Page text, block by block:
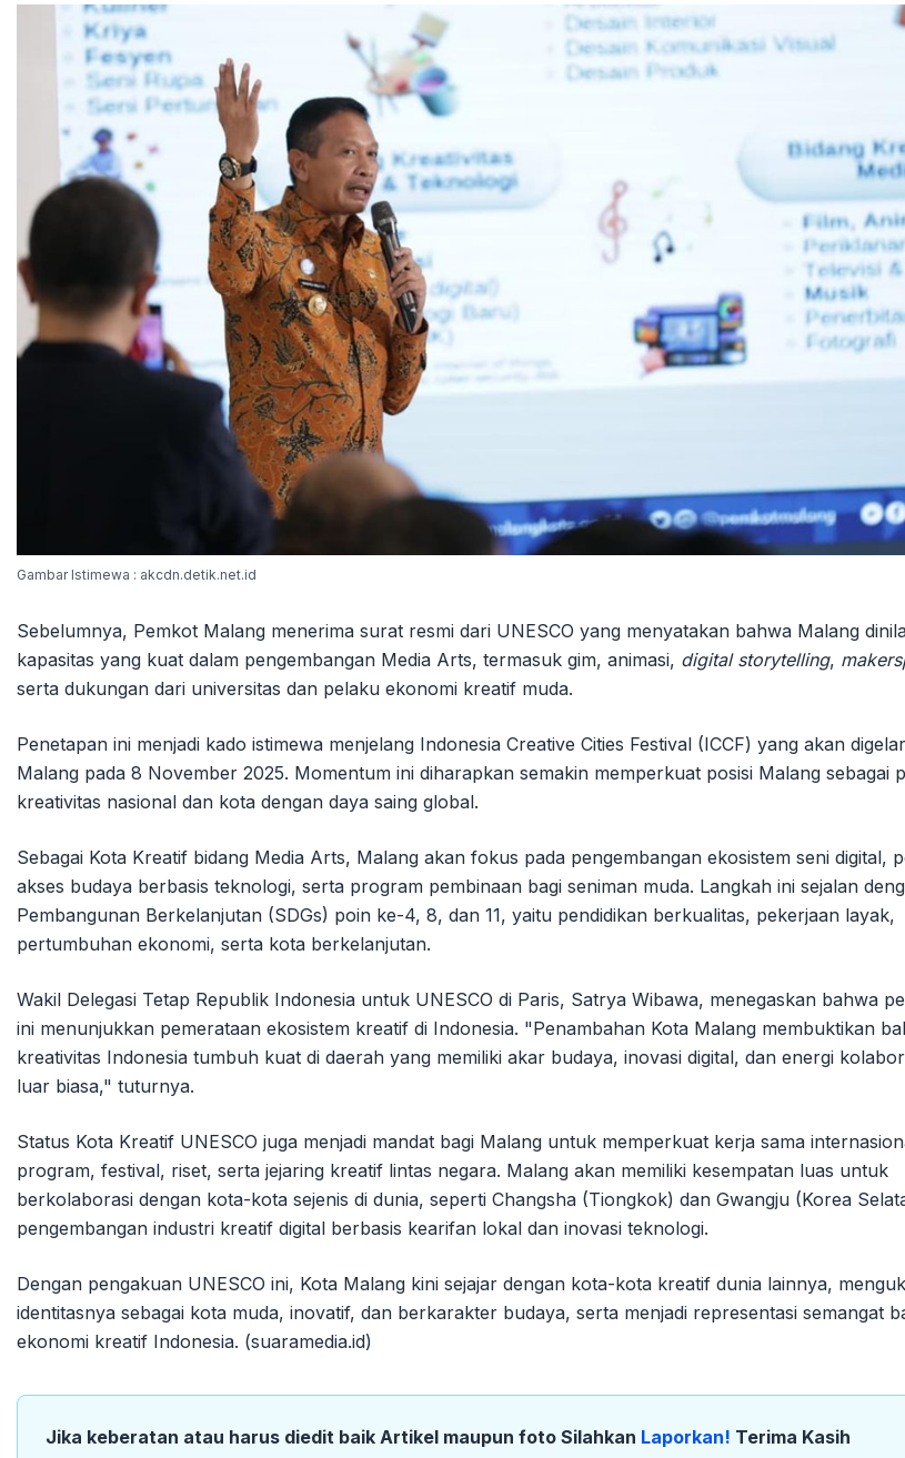
Gambar Istimewa : akcdn.detik.net.id
Sebelumnya, Pemkot Malang menerima surat resmi dari UNESCO yang menyatakan bahwa Malang
kapasitas yang kuat dalam pengembangan Media Arts, termasuk gim, animasi, digital storytelling,
serta dukungan dari universitas dan pelaku ekonomi kreatif muda.
Penetapan ini menjadi kado istimewa menjelang Indonesia Creative Cities Festival (ICCF) yang akan
Malang pada 8 November 2025. Momentum ini diharapkan semakin memperkuat posisi Malang sebagai
kreativitas nasional dan kota dengan daya saing global.
Sebagai Kota Kreatif bidang Media Arts, Malang akan fokus pada pengembangan ekosistem seni digital,
akses budaya berbasis teknologi, serta program pembinaan bagi seniman muda. Langkah ini sejalan
Pembangunan Berkelanjutan (SDGs) poin ke-4, 8, dan 11, yaitu pendidikan berkualitas, pekerjaan layak,
pertumbuhan ekonomi, serta kota berkelanjutan.
Wakil Delegasi Tetap Republik Indonesia untuk UNESCO di Paris, Satrya Wibawa, menegaskan bahwa
ini menunjukkan pemerataan ekosistem kreatif di Indonesia. "Penambahan Kota Malang membuktikan
kreativitas Indonesia tumbuh kuat di daerah yang memiliki akar budaya, inovasi digital, dan energi
luar biasa," tuturnya.
Status Kota Kreatif UNESCO juga menjadi mandat bagi Malang untuk memperkuat kerja sama
program, festival, riset, serta jejaring kreatif lintas negara. Malang akan memiliki kesempatan luas untuk
berkolaborasi dengan kota-kota sejenis di dunia, seperti Changsha (Tiongkok) dan Gwangju (Korea
pengembangan industri kreatif digital berbasis kearifan lokal dan inovasi teknologi.
Dengan pengakuan UNESCO ini, Kota Malang kini sejajar dengan kota-kota kreatif dunia lainnya,
identitasnya sebagai kota muda, inovatif, dan berkarakter budaya, serta menjadi representasi semangat
ekonomi kreatif Indonesia. (suaramedia.id)
Jika keberatan atau harus diedit baik Artikel maupun foto Silahkan Laporkan! Terima Kasih